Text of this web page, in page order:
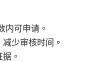
内可申请。
少审核时间。
。